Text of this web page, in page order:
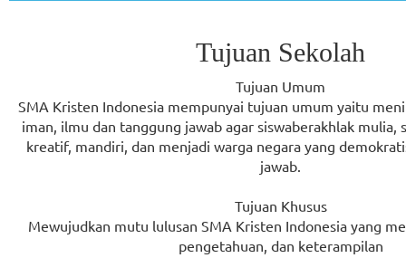
Tujuan Sekolah
Tujuan Umum
SMA Kristen Indonesia mempunyai tujuan umum yaitu
iman, ilmu dan tanggung jawab agar siswaberakhlak mulia,
kreatif, mandiri, dan menjadi warga negara yang
jawab.
Tujuan Khusus
Mewujudkan mutu lulusan SMA Kristen Indonesia yang
pengetahuan, dan keterampilan